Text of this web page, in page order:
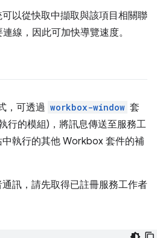
以從快取中擷取與該項目相關聯
線，因此可加快導覽速度。
，可透過 workbox-window 套
行的模組)，將訊息傳送至服務工
執行的其他 Workbox 套件的補
訊，請先取得已註冊服務工作者